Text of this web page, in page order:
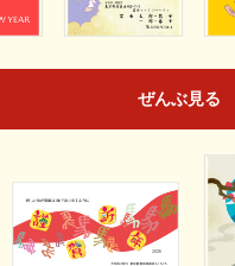
ぜんぶ見る